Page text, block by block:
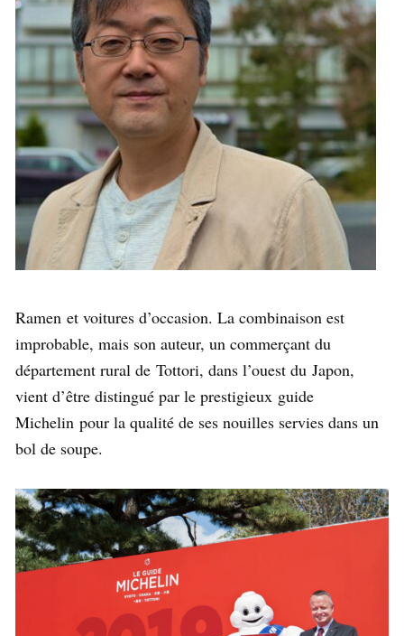
Ramen et voitures d’occasion. La combinaison est
improbable, mais son auteur, un commerçant du
département rural de Tottori, dans l’ouest du Japon,
vient d’être distingué par le prestigieux guide
Michelin pour la qualité de ses nouilles servies dans un
bol de soupe.